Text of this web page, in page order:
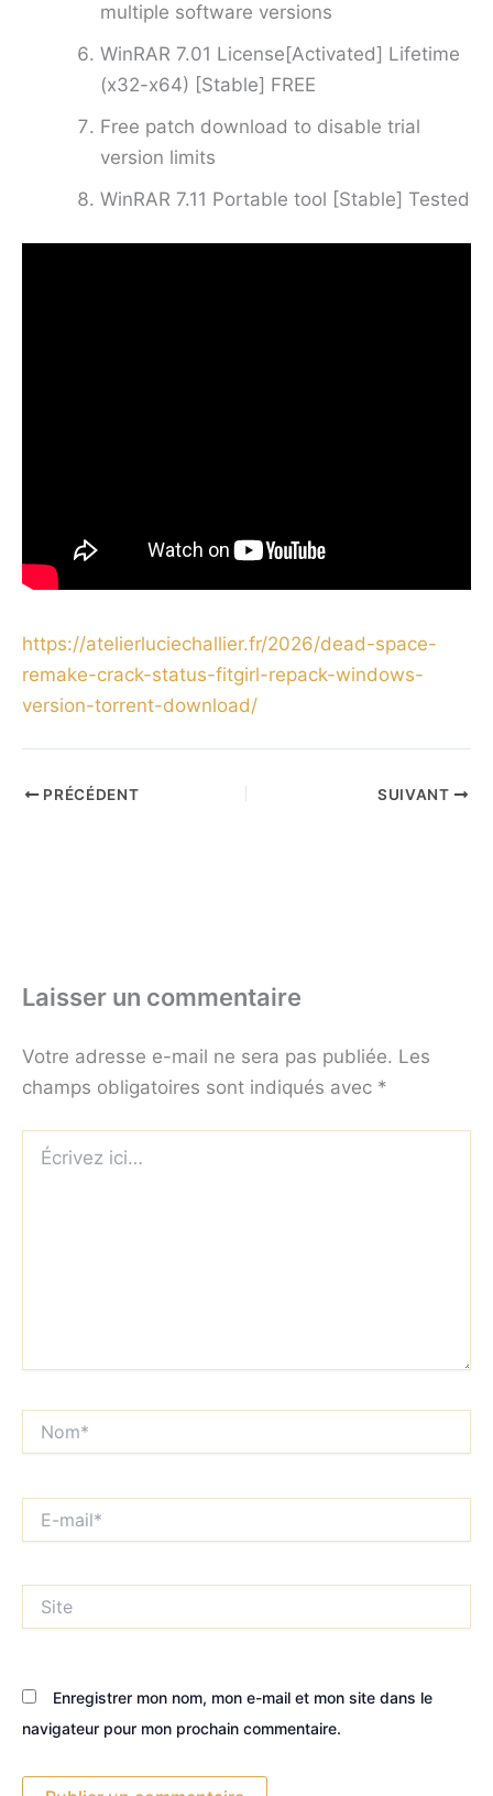
multiple software versions
WinRAR 7.01 License[Activated] Lifetime
(x32-x64) [Stable] FREE
Free patch download to disable trial
version limits
WinRAR 7.11 Portable tool [Stable] Tested
https://atelierluciechallier.fr/2026/dead-space-
remake-crack-status-fitgirl-repack-windows-
version-torrent-download/
PRÉCÉDENT SUIVANT
Laisser un commentaire
Votre adresse e-mail ne sera pas publiée. Les
champs obligatoires sont indiqués avec *
ici…
mail*
Enregistrer mon nom, mon e-mail et mon site dans le
navigateur pour mon prochain commentaire.